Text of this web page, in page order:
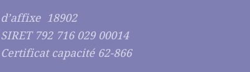
d’affixe 18902
SIRET 792 716 029 00014
Certificat capacité 62-866